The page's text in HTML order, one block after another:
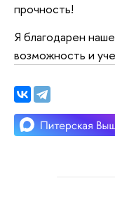
прочность!
Я благодарен
возможность и